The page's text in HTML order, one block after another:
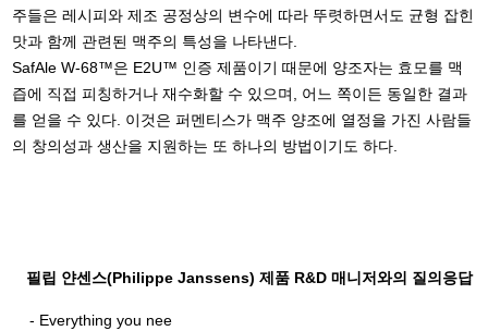
주들은 레시피와 제조 공정상의 변수에 따라 뚜렷하면서도 균형 잡힌
맛과 함께 관련된 맥주의 특성을 나타낸다.
SafAle W-68™은 E2U™ 인증 제품이기 때문에 양조자는 효모를 맥
즙에 직접 피칭하거나 재수화할 수 있으며, 어느 쪽이든 동일한 결과
를 얻을 수 있다. 이것은 퍼멘티스가 맥주 양조에 열정을 가진 사람들
의 창의성과 생산을 지원하는 또 하나의 방법이기도 하다.
필립 얀센스(Philippe Janssens) 제품 R&D 매니저와의 질의응답
- Everything you nee